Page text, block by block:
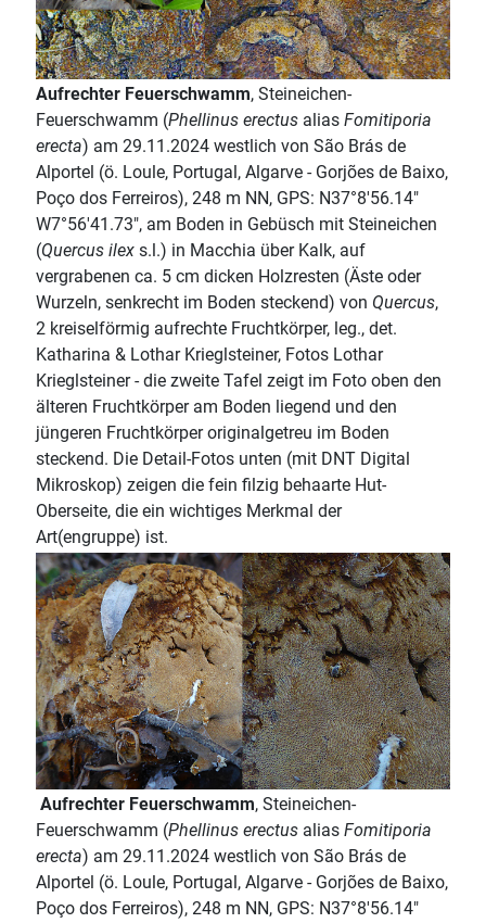
Aufrechter Feuerschwamm, Steineichen-
Feuerschwamm (Phellinus erectus alias Fomitiporia
erecta) am 29.11.2024 westlich von São Brás de
Alportel (ö. Loule, Portugal, Algarve - Gorjões de Baixo,
Poço dos Ferreiros), 248 m NN, GPS: N37°8'56.14"
W7°56'41.73", am Boden in Gebüsch mit Steineichen
(Quercus ilex s.l.) in Macchia über Kalk, auf
vergrabenen ca. 5 cm dicken Holzresten (Äste oder
Wurzeln, senkrecht im Boden steckend) von Quercus,
2 kreiselförmig aufrechte Fruchtkörper, leg., det.
Katharina & Lothar Krieglsteiner, Fotos Lothar
Krieglsteiner - die zweite Tafel zeigt im Foto oben den
älteren Fruchtkörper am Boden liegend und den
jüngeren Fruchtkörper originalgetreu im Boden
steckend. Die Detail-Fotos unten (mit DNT Digital
Mikroskop) zeigen die fein filzig behaarte Hut-
Oberseite, die ein wichtiges Merkmal der
Art(engruppe) ist.
Aufrechter Feuerschwamm, Steineichen-
Feuerschwamm (Phellinus erectus alias Fomitiporia
erecta) am 29.11.2024 westlich von São Brás de
Alportel (ö. Loule, Portugal, Algarve - Gorjões de Baixo,
Poço dos Ferreiros), 248 m NN, GPS: N37°8'56.14"